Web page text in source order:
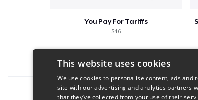
You Pay For Tariffs
$46
Report this product
This website uses cookies
We use cookies to personalise content, ads
site with our advertising and analytics partners
that they’ve collected from your use of their